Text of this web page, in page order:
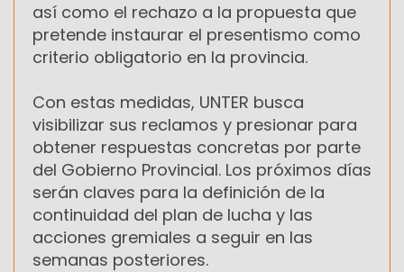
así como el rechazo a la propuesta que
pretende instaurar el presentismo como
criterio obligatorio en la provincia.
Con estas medidas, UNTER busca
visibilizar sus reclamos y presionar para
obtener respuestas concretas por parte
del Gobierno Provincial. Los próximos días
serán claves para la definición de la
continuidad del plan de lucha y las
acciones gremiales a seguir en las
semanas posteriores.